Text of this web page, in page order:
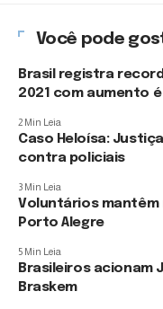
Você pode
Brasil registra
2021 com aumento é
2 Min Leia
Caso Heloísa:
contra policiais
3 Min Leia
Voluntários mantêm
Porto Alegre
5 Min Leia
Brasileiros acionam
Braskem